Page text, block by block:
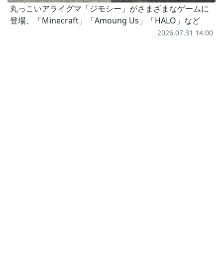
丸っこいアライグマ「ジモシー」がさまざまなゲームに
登場、「Minecraft」「Amoung Us」「HALO」など
2026.07.31 14:00